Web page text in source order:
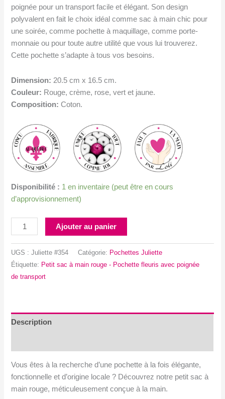
poignée pour un transport facile et élégant. Son design
polyvalent en fait le choix idéal comme sac à main chic pour
une soirée, comme pochette à maquillage, comme porte-
monnaie ou pour toute autre utilité que vous lui trouverez.
Cette pochette s’adapte à tous vos besoins.
Dimension: 20.5 cm x 16.5 cm.
Couleur: Rouge, crème, rose, vert et jaune.
Composition: Coton.
Disponibilité : 1 en inventaire (peut être en cours
d’approvisionnement)
quantité
de
sac
Pochette
de
transport
Ajouter au panier
UGS :Juliette #354 Catégorie: Pochettes Juliette
Étiquette: Petit sac à main rouge - Pochette fleuris avec poignée
de transport
Description
Vous êtes à la recherche d’une pochette à la fois élégante,
fonctionnelle et d’origine locale ? Découvrez notre petit sac à
main rouge, méticuleusement conçue à la main.